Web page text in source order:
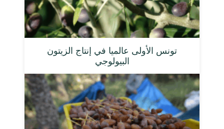
تونس الأولى عالميا في إنتاج الزيتون
البيولوجي